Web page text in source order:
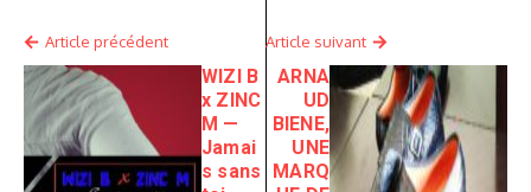
Article précédent
WIZI B
x ZINC
M —
Jamai
s sans
Article suivant
ARNA
UD
BIENE,
UNE
MARQ